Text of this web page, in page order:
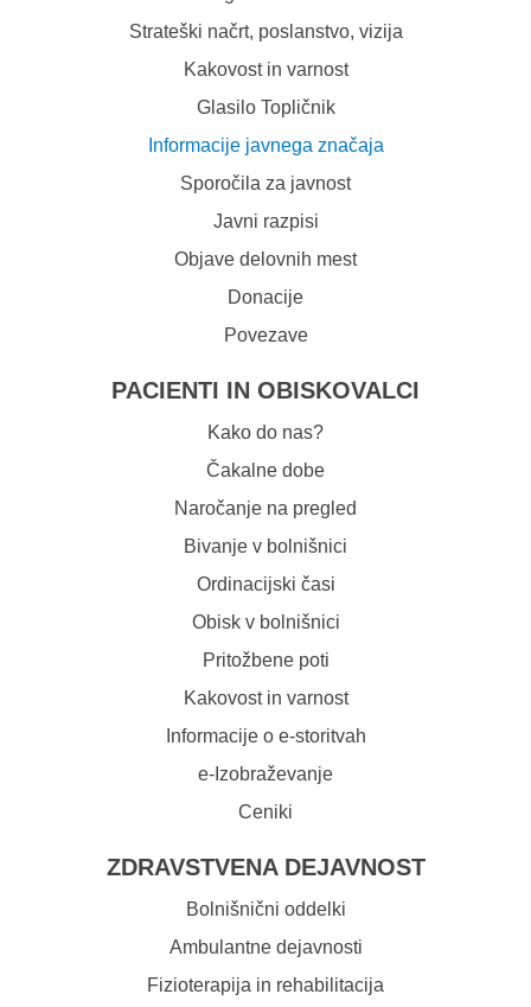
Strateški načrt, poslanstvo, vizija
Kakovost in varnost
Glasilo Topličnik
Informacije javnega značaja
Sporočila za javnost
Javni razpisi
Objave delovnih mest
Donacije
Povezave
PACIENTI IN OBISKOVALCI
Kako do nas?
Čakalne dobe
Naročanje na pregled
Bivanje v bolnišnici
Ordinacijski časi
Obisk v bolnišnici
Pritožbene poti
Kakovost in varnost
Informacije o e-storitvah
e-Izobraževanje
Ceniki
ZDRAVSTVENA DEJAVNOST
Bolnišnični oddelki
Ambulantne dejavnosti
Fizioterapija in rehabilitacija